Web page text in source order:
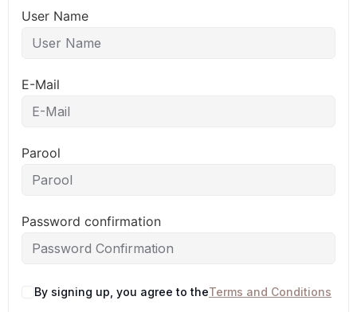
User Name
E-Mail
Parool
Password confirmation
By signing up, you agree to theTerms and Conditions